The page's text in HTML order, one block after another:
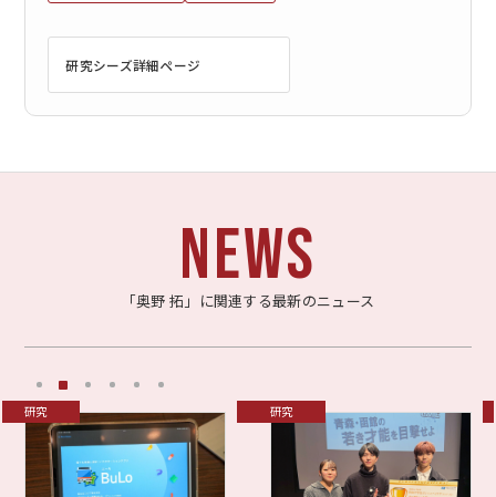
研究シーズ詳細ページ
NEWS
「奥野 拓」に関連する最新のニュース
研究 研究